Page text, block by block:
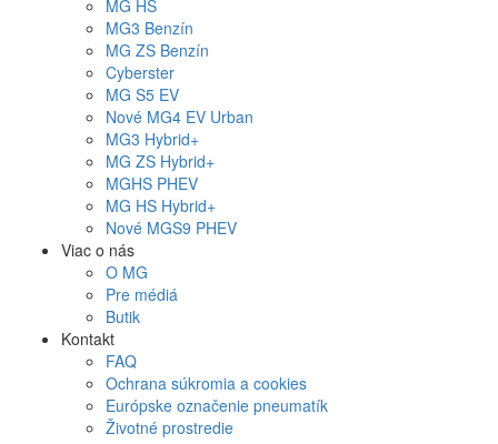
MG HS
MG3 Benzín
MG ZS Benzín
Cyberster
MG S5 EV
Nové MG4 EV Urban
MG3 Hybrid+
MG ZS Hybrid+
MGHS PHEV
MG HS Hybrid+
Nové MGS9 PHEV
Viac o nás
O MG
Pre médiá
Butik
Kontakt
FAQ
Ochrana súkromia a cookies
Európske označenie pneumatík
Životné prostredie